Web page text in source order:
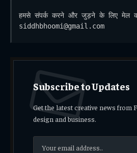
हमसे संपर्क करने और जुड़ने के लिए मेल
siddhbhoomi@gmail.com
Subscribe to Updates
Get the latest creative news from
design and business.